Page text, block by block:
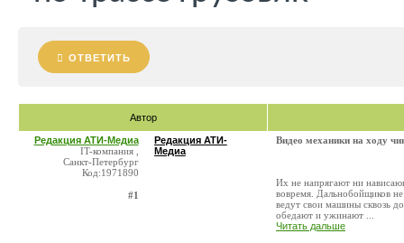
ОТВЕТИТЬ
Автор
Редакция АТИ-Медиа
IT-компания ,
Санкт-Петербург
Код:1971890
#1
Редакция АТИ-
Медиа
Видео механики на ходу
Их не напрягают ни
вовремя. Дальнобойщиков
ведут свои машины сквозь
обедают и ужинают ...
Читать дальше